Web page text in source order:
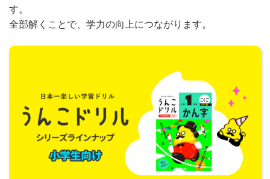
す。
全部解くことで、学力の向上につながります。